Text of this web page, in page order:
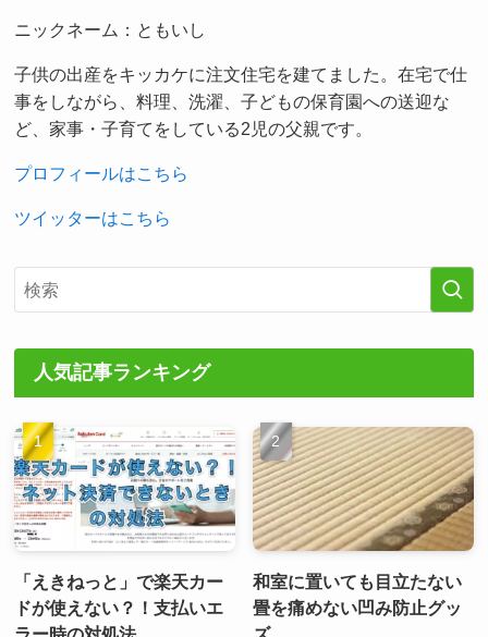
ニックネーム：ともいし
子供の出産をキッカケに注文住宅を建てました。在宅で仕
事をしながら、料理、洗濯、子どもの保育園への送迎な
ど、家事・子育てをしている2児の父親です。
プロフィールはこちら
ツイッターはこちら
人気記事ランキング
「えきねっと」で楽天カー
ドが使えない？！支払いエ
和室に置いても目立たない
畳を痛めない凹み防止グッ